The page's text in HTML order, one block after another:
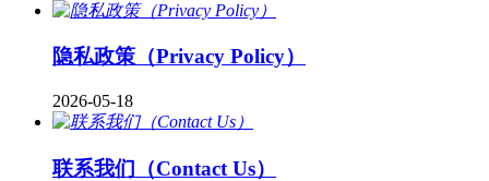
隐私政策（Privacy Policy）
2026-05-18
联系我们（Contact Us）